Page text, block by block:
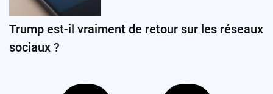
Trump est-il vraiment de retour sur les réseaux
sociaux ?